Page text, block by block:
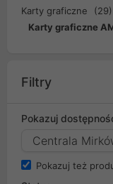
Karty graficzne
(29)
Karty graficzne
Filtry
Pokazuj
Pokazuj też